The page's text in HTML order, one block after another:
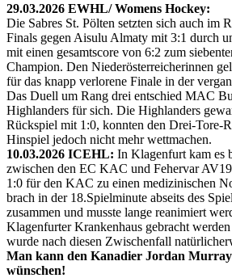
29.03.2026 EWHL/ Womens Hockey:
Die Sabres St. Pölten setzten sich auch im
Finals gegen Aisulu Almaty mit 3:1 durch
mit einen gesamtscore von 6:2 zum
Champion. Den Niederösterreicherinnen
für das knapp verlorene Finale in der
Das Duell um Rang drei entschied MAC
Highlanders für sich. Die Highlanders
Rückspiel mit 1:0, konnten den Drei-Tore-
Hinspiel jedoch nicht mehr wettmachen.
10.03.2026 ICEHL: In Klagenfurt kam es
zwischen den EC KAC und Fehervar
1:0 für den KAC zu einen medizinischen
brach in der 18.Spielminute abseits des
zusammen und musste lange reanimiert
Klagenfurter Krankenhaus gebracht
wurde nach diesen Zwischenfall
Man kann den Kanadier Jordan
wünschen!